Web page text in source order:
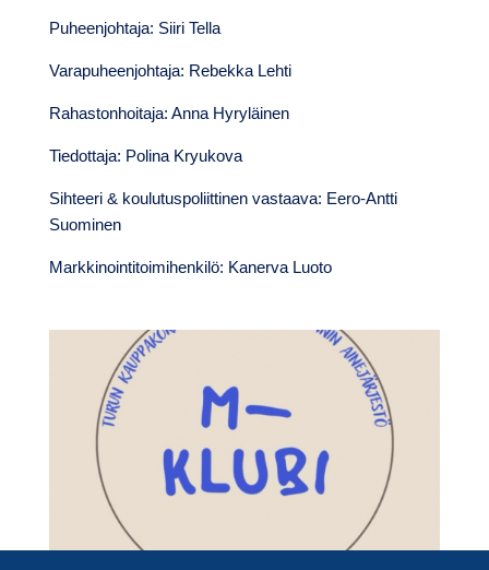
Puheenjohtaja: Siiri Tella
Varapuheenjohtaja: Rebekka Lehti
Rahastonhoitaja: Anna Hyryläinen
Tiedottaja: Polina Kryukova
Sihteeri & koulutuspoliittinen vastaava: Eero-Antti
Suominen
Markkinointitoimihenkilö: Kanerva Luoto